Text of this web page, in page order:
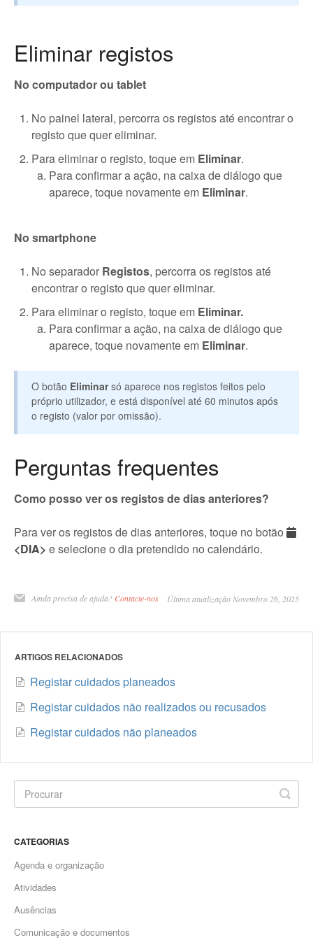
Eliminar registos
No computador ou tablet
No painel lateral, percorra os registos até encontrar o
registo que quer eliminar.
Para eliminar o registo, toque em Eliminar.
Para confirmar a ação, na caixa de diálogo que
aparece, toque novamente em Eliminar.
No smartphone
No separador Registos, percorra os registos até
encontrar o registo que quer eliminar.
Para eliminar o registo, toque em Eliminar.
Para confirmar a ação, na caixa de diálogo que
aparece, toque novamente em Eliminar.
O botão Eliminarsó aparece nos registos feitos pelo
próprio utilizador, e está disponível até 60 minutos após
o registo (valor por omissão).
Perguntas frequentes
Como posso ver os registos de dias anteriores?
Para ver os registos de dias anteriores, toque no botão
<DIA> e selecione o dia pretendido no calendário.
Ainda precisa de ajuda? Contacte-nos Última atualização Novembro 26, 2025
ARTIGOS RELACIONADOS
Registar cuidados planeados
Registar cuidados não realizados ou recusados
Registar cuidados não planeados
CATEGORIAS
Agenda e organização
Atividades
Ausências
Comunicação e documentos